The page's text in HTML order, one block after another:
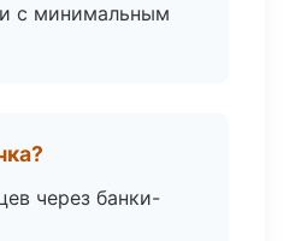
с минимальным
через банки-